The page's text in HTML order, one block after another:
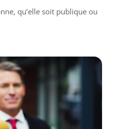
qu’elle soit publique ou